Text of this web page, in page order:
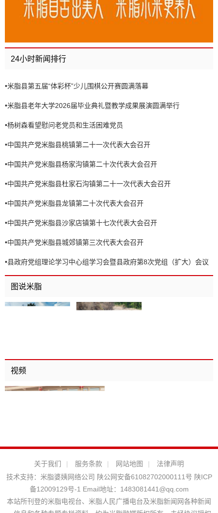
24小时新闻排行
•米脂县第五届“体彩杯”少儿围棋公开赛圆满落幕
•米脂县老年大学2026届毕业典礼暨教学成果展演圆满举行
•杨树森看望慰问老党员和生活困难党员
•中国共产党米脂县桃镇第二十一次代表大会召开
•中国共产党米脂县杨家沟镇第二十次代表大会召开
•中国共产党米脂县杜家石沟镇第二十一次代表大会召开
•中国共产党米脂县龙镇第二十次代表大会召开
•中国共产党米脂县沙家店镇第十七次代表大会召开
•中国共产党米脂县城郊镇第三次代表大会召开
•县政府党组理论学习中心组学习会暨县政府第8次党组（扩大）会议
召开
图说米脂
视频
关于我们 | 服务条款 | 网站地图 |
法律声明
技术支持： 米脂婆姨网络公司 陕公网安备61082702000111号 陕ICP
备12009129号-1 Email地址： 1483081441@qq.com
本站所刊登的米脂电视台、米脂人民广播电台及米脂新闻网各种新闻